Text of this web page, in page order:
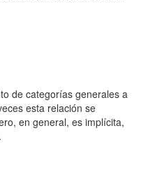
de categorías generales a
esta relación se
en general, es implícita,